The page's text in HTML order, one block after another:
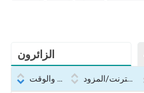
الزائرون
التاريخ والوقت بروتوكول الإنترنت/المزود